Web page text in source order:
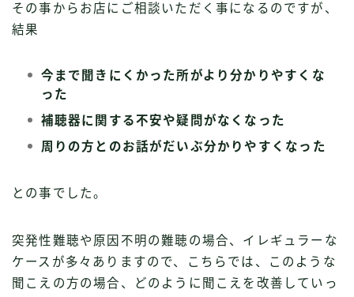
その事からお店にご相談いただく事になるのですが、
結果
今まで聞きにくかった所がより分かりやすくな
った
補聴器に関する不安や疑問がなくなった
周りの方とのお話がだいぶ分かりやすくなった
との事でした。
突発性難聴や原因不明の難聴の場合、イレギュラーな
ケースが多々ありますので、こちらでは、このような
聞こえの方の場合、どのように聞こえを改善していっ